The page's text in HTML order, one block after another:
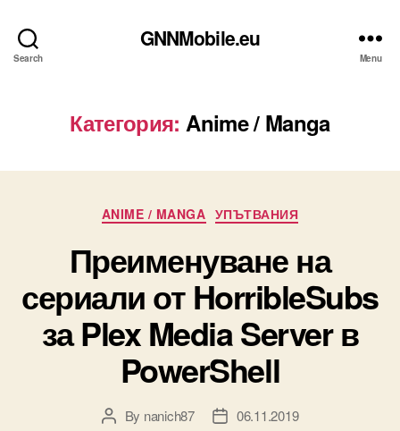
Search
GNNMobile.eu
Menu
Категория: Anime / Manga
Categories
ANIME / MANGA УПЪТВАНИЯ
Преименуване на
сериали от HorribleSubs
за Plex Media Server в
PowerShell
PostBy nanich87
Post06.11.2019